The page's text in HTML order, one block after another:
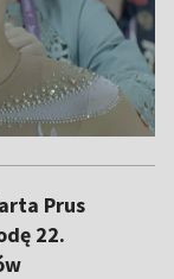
Prus
22.